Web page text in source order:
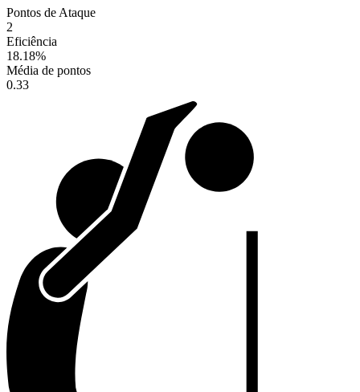
Pontos de Ataque
2
Eficiência
18.18%
Média de pontos
0.33